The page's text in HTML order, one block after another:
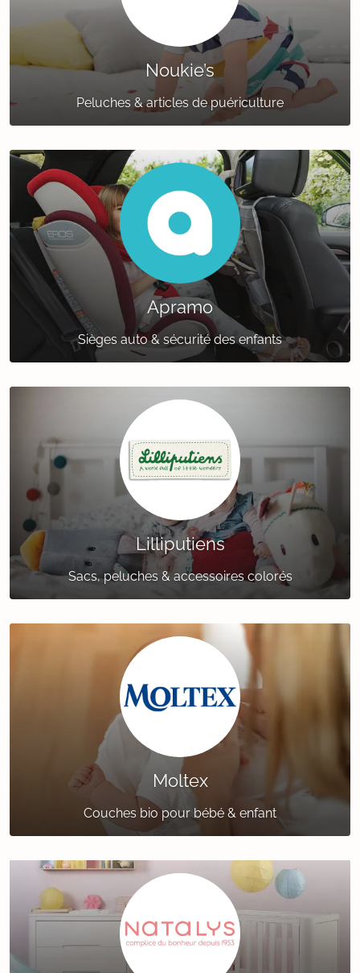
Noukie’s
Peluches & articles de puériculture
Apramo
Sièges auto & sécurité des enfants
Lilliputiens
Sacs, peluches & accessoires colorés
Moltex
Couches bio pour bébé & enfant